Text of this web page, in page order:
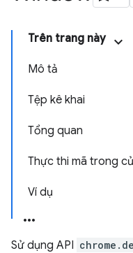
Trên trang này
Mô tả
Tệp kê khai
Tổng quan
Thực thi mã trong
Ví dụ
Sử dụng API